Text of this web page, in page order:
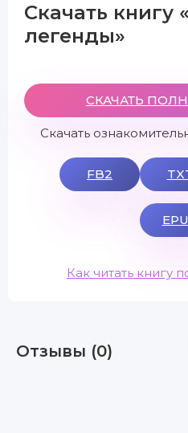
Скачать книгу
легенды»
СКАЧАТЬ
Скачать
FB2
Как читать книгу
Отзывы (0)